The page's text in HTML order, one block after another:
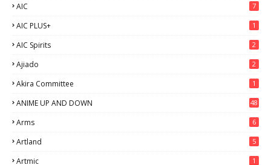
AIC 7
AIC PLUS+ 1
AIC Spirits 2
Ajiado 2
Akira Committee 1
ANIME UP AND DOWN
48
Arms 6
Artland 5
Artmic 1